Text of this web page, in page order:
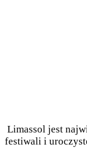
Limassol jest
festiwali i